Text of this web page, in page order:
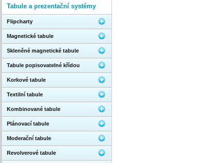
Tabule a prezentační systémy
Flipcharty
Magnetické tabule
Skleněné magnetické tabule
Tabule popisovatelné křídou
Korkové tabule
Textilní tabule
Kombinované tabule
Plánovací tabule
Moderační tabule
Revolverové tabule